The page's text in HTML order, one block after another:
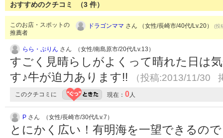
おすすめのクチコミ （3 件）
このお店・スポットの
推薦者
ドラゴンママ さん （女性/長崎市/40代/Lv.20） (投
らら・ぷりん さん （女性/南島原市/20代/Lv.13）
すごく見晴らしがよくって晴れた日は
す♪牛が迫力あります!!
（投稿:2013/11/30
このクチコミに 現在： 0人
P さん （女性/長崎市/30代/Lv.7）
とにかく広い！有明海を一望できるの